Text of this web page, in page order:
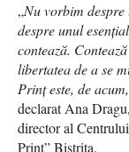
„Nu vorbim
despre unul
contează.
libertatea de a se
Prinț este, de
declarat Ana
director al
Prinţ” Bistriţa.